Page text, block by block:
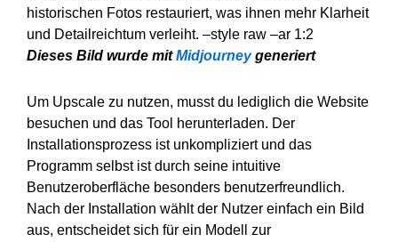
historischen Fotos restauriert, was ihnen mehr Klarheit
und Detailreichtum verleiht. –style raw –ar 1:2
Dieses Bild wurde mitMidjourneygeneriert
Um Upscale zu nutzen, musst du lediglich die Website
besuchen und das Tool herunterladen. Der
Installationsprozess ist unkompliziert und das
Programm selbst ist durch seine intuitive
Benutzeroberfläche besonders benutzerfreundlich.
Nach der Installation wählt der Nutzer einfach ein Bild
aus, entscheidet sich für ein Modell zur